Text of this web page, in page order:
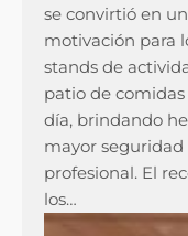
se convirtió en
motivación para
stands de
patio de
día, brindando
mayor
profesional. El
los…